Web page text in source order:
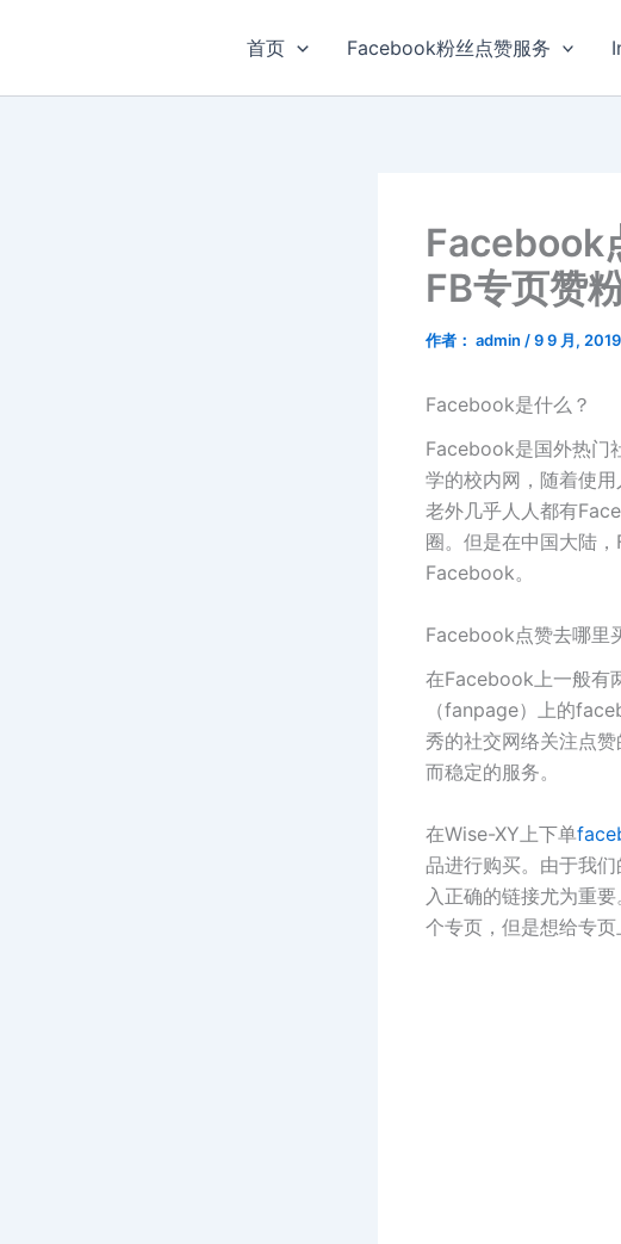
首页 Facebook粉丝点赞服务
Facebook
FB专页赞
作者： admin /9 9 月, 2019
Facebook是什么？
Facebook是国外热门
学的校内网，随着使
老外几乎人人都有
圈。但是在中国大陆
Facebook。
Facebook点赞去哪里
在Facebook上一般有
（fanpage）上的
秀的社交网络关注点
而稳定的服务。
在Wise-XY上下单
品进行购买。由于我
入正确的链接尤为重
个专页，但是想给专